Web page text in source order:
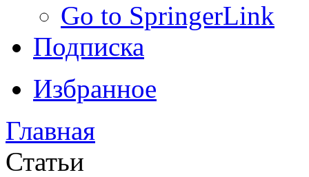
Go to SpringerLink
Подписка
Избранное
Главная
Статьи